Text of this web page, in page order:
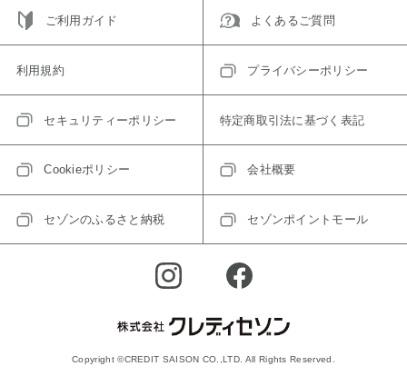
ご利用ガイド よくあるご質問
利用規約 プライバシーポリシー
セキュリティーポリシー 特定商取引法に基づく表記
Cookieポリシー 会社概要
セゾンのふるさと納税 セゾンポイントモール
Copyright ©CREDIT SAISON CO.,LTD. All Rights Reserved.